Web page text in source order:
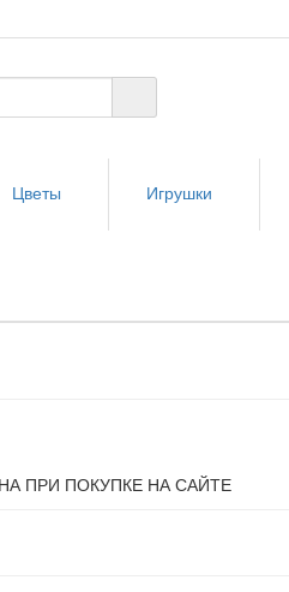
Цветы Игрушки
ПРИ ПОКУПКЕ НА САЙТЕ